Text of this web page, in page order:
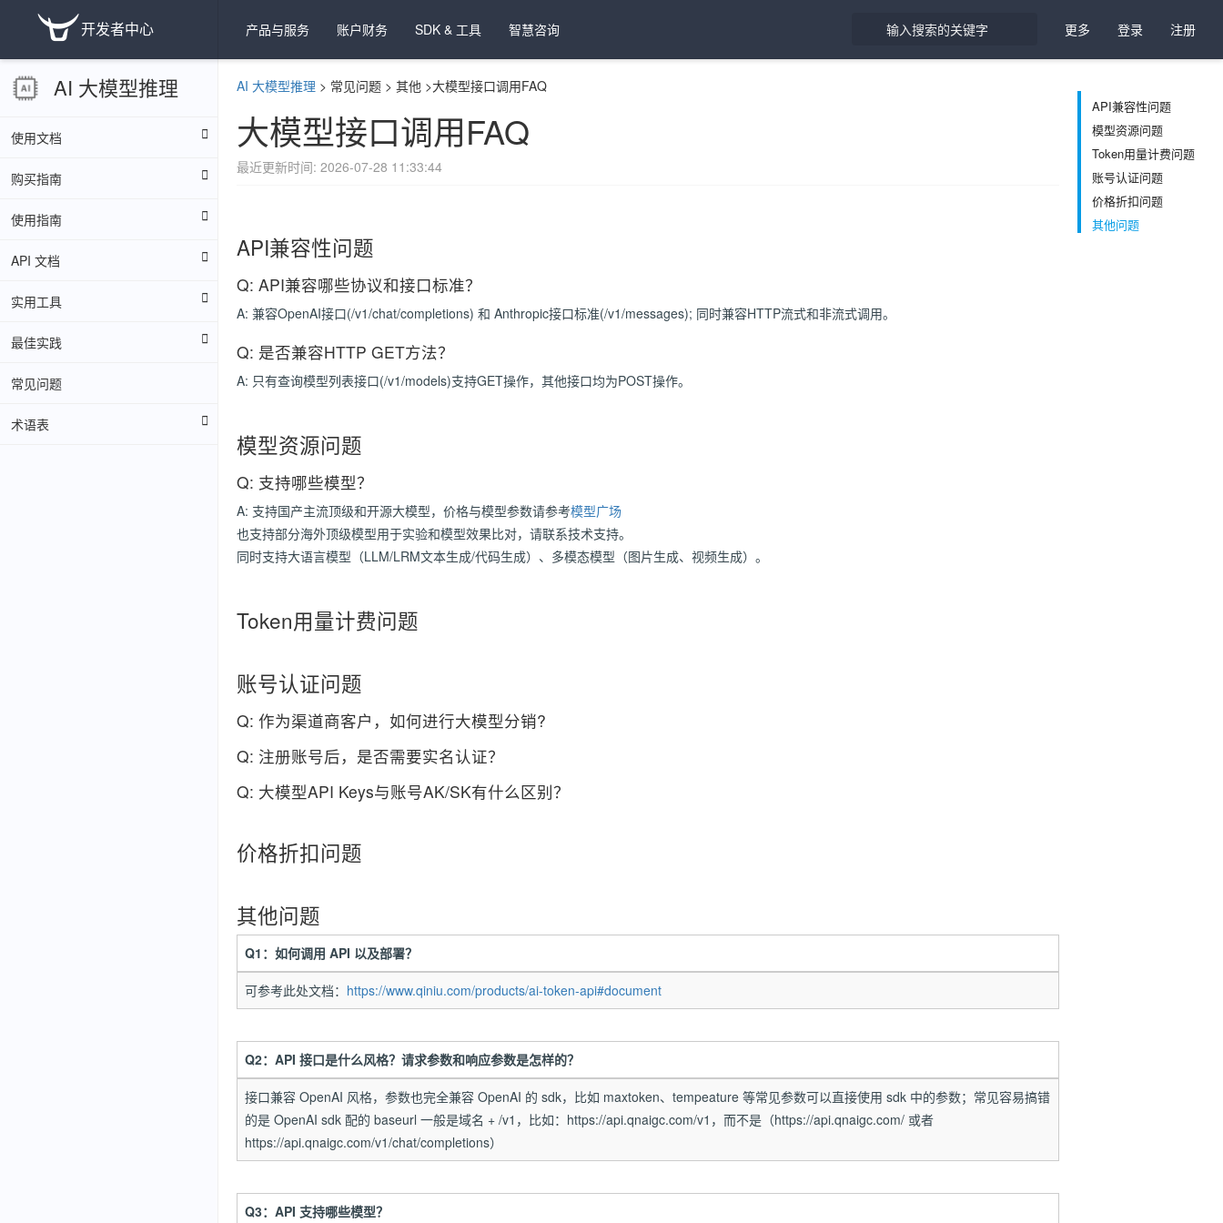
开发者中心 产品与服务 账户财务 SDK & 工具 智慧咨询 更多 登录 注册
AI 大模型推理
使用文档
购买指南
使用指南
API 文档
实用工具
最佳实践
常见问题
术语表
AI 大模型推理 > 常见问题 > 其他 >大模型接口调用FAQ
大模型接口调用FAQ
最近更新时间: 2026-07-28 11:33:44
API兼容性问题
Q: API兼容哪些协议和接口标准？
A: 兼容OpenAI接口(/v1/chat/completions) 和 Anthropic接口标准(/v1/messages); 同时兼容HTTP流式和非流式调用。
Q: 是否兼容HTTP GET方法？
A: 只有查询模型列表接口(/v1/models)支持GET操作，其他接口均为POST操作。
模型资源问题
Q: 支持哪些模型？
A: 支持国产主流顶级和开源大模型，价格与模型参数请参考模型广场
也支持部分海外顶级模型用于实验和模型效果比对，请联系技术支持。
同时支持大语言模型（LLM/LRM文本生成/代码生成）、多模态模型（图片生成、视频生成）。
Token用量计费问题
账号认证问题
Q: 作为渠道商客户，如何进行大模型分销?
Q: 注册账号后，是否需要实名认证？
Q: 大模型API Keys与账号AK/SK有什么区别？
价格折扣问题
其他问题
Q1：如何调用 API 以及部署？
可参考此处文档： https://www.qiniu.com/products/ai-token-api#document
Q2：API 接口是什么风格？请求参数和响应参数是怎样的？
接口兼容 OpenAI 风格，参数也完全兼容 OpenAI 的 sdk，比如 maxtoken、tempeature 等常见参数可以直接使用 sdk 中的参数；常见容易搞错
的是 OpenAI sdk 配的 baseurl 一般是域名 + /v1，比如：https://api.qnaigc.com/v1，而不是（https://api.qnaigc.com/ 或者
https://api.qnaigc.com/v1/chat/completions）
Q3：API 支持哪些模型？
API兼容性问题
模型资源问题
Token用量计费问题
账号认证问题
价格折扣问题
其他问题